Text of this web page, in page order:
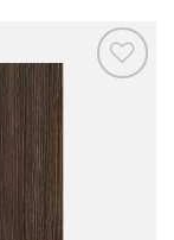
Toevoegen